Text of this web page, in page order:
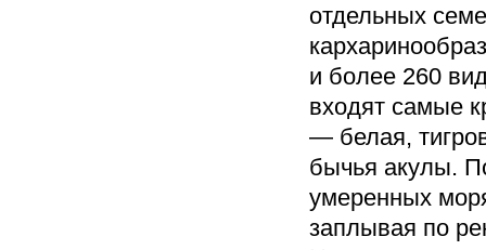
отдельных
и более 260
входят самые
— белая,
бычья акулы.
умеренных
заплывая по